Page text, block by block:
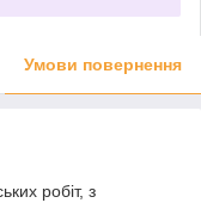
Умови повернення
робіт, з